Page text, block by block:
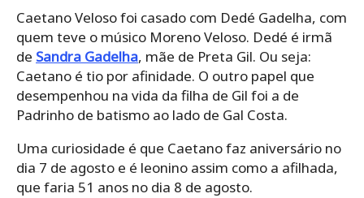
Caetano Veloso foi casado com Dedé Gadelha, com
quem teve o músico Moreno Veloso. Dedé é irmã
de Sandra Gadelha, mãe de Preta Gil. Ou seja:
Caetano é tio por afinidade. O outro papel que
desempenhou na vida da filha de Gil foi a de
Padrinho de batismo ao lado de Gal Costa.
Uma curiosidade é que Caetano faz aniversário no
dia 7 de agosto e é leonino assim como a afilhada,
que faria 51 anos no dia 8 de agosto.